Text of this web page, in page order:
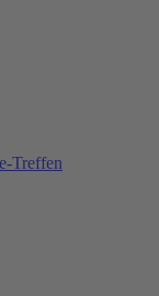
Treffen